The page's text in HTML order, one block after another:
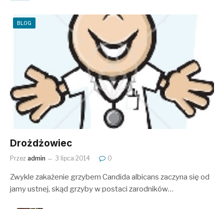
BLOG
Drożdżowiec
Przez admin 3 lipca 2014 0
Zwykle zakażenie grzybem Candida albicans zaczyna się od
jamy ustnej, skąd grzyby w postaci zarodników…